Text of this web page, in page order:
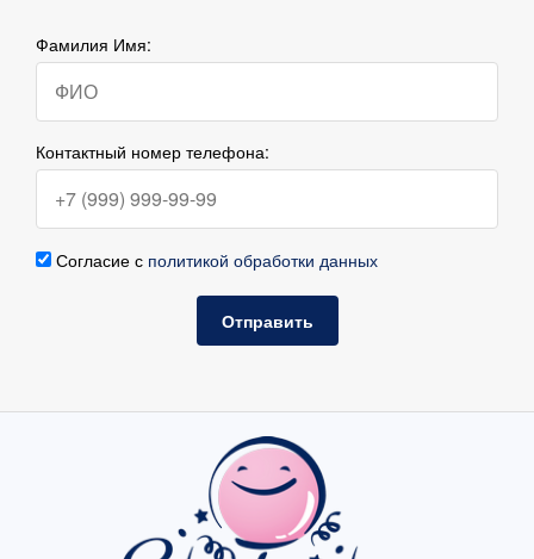
Фамилия Имя:
Контактный номер телефона:
Согласие с политикой обработки данных
Отправить